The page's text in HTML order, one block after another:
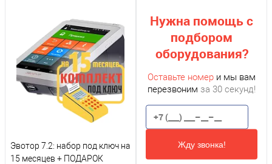
Эвотор 7.2: набор под ключ на
15 месяцев + ПОДАРОК
Нужна помощь с
подбором
оборудования?
Оставьте номер и мы вам
перезвоним за 30 секунд!
Жду звонка!